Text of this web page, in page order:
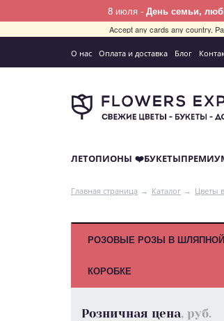
8 июля - День семьи,
Accept any cards any country,
О нас Оплата и доставка Блог
ЛЕТОПИОНЫ ❤️БУКЕТЫ
Главная страница Каталог Цветы
РОЗОВЫЕ РОЗЫ В ШЛЯПНОЙ
КОРОБКЕ
Розничная цена, руб.